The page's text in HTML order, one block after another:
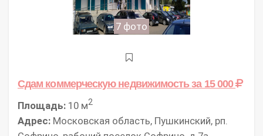
7 фото
Сдам коммерческую недвижимостьза 15 000
Площадь: 10 м2
Адрес: Московская область, Пушкинский, рп.